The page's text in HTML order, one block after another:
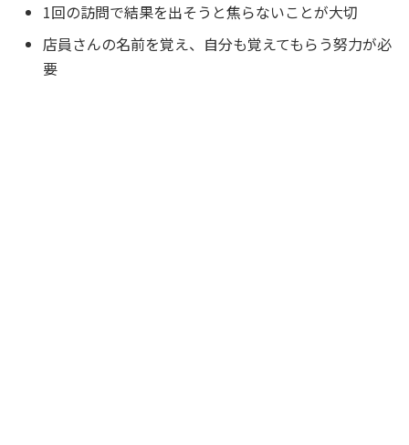
1回の訪問で結果を出そうと焦らないことが大切
店員さんの名前を覚え、自分も覚えてもらう努力が必
要